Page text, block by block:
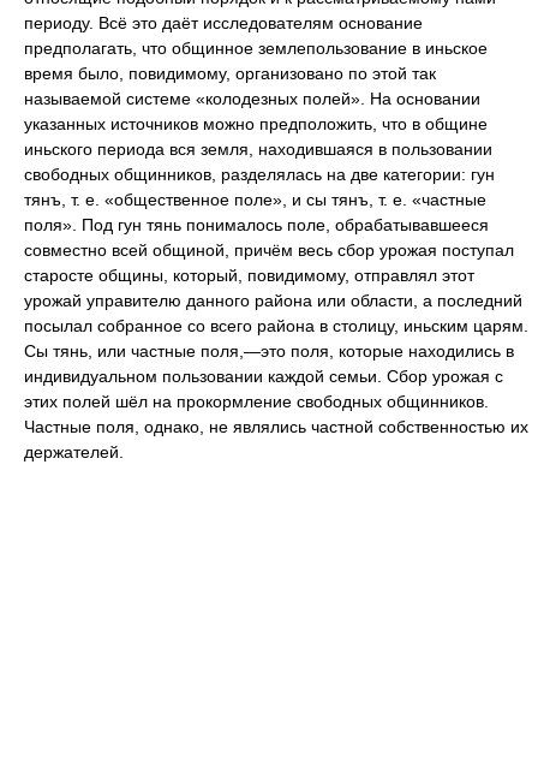
периоду. Всё это даёт исследователям основание
предполагать, что общинное землепользование в иньское
время было, повидимому, организовано по этой так
называемой системе «колодезных полей». На основании
указанных источников можно предположить, что в общине
иньского периода вся земля, находившаяся в пользовании
свободных общинников, разделялась на две категории: гун
тянъ, т. е. «общественное поле», и сы тянъ, т. е. «частные
поля». Под гун тянь понималось поле, обрабатывавшееся
совместно всей общиной, причём весь сбор урожая поступал
старосте общины, который, повидимому, отправлял этот
урожай управителю данного района или области, а последний
посылал собранное со всего района в столицу, иньским царям.
Сы тянь, или частные поля,—это поля, которые находились в
индивидуальном пользовании каждой семьи. Сбор урожая с
этих полей шёл на прокормление свободных общинников.
Частные поля, однако, не являлись частной собственностью их
держателей.